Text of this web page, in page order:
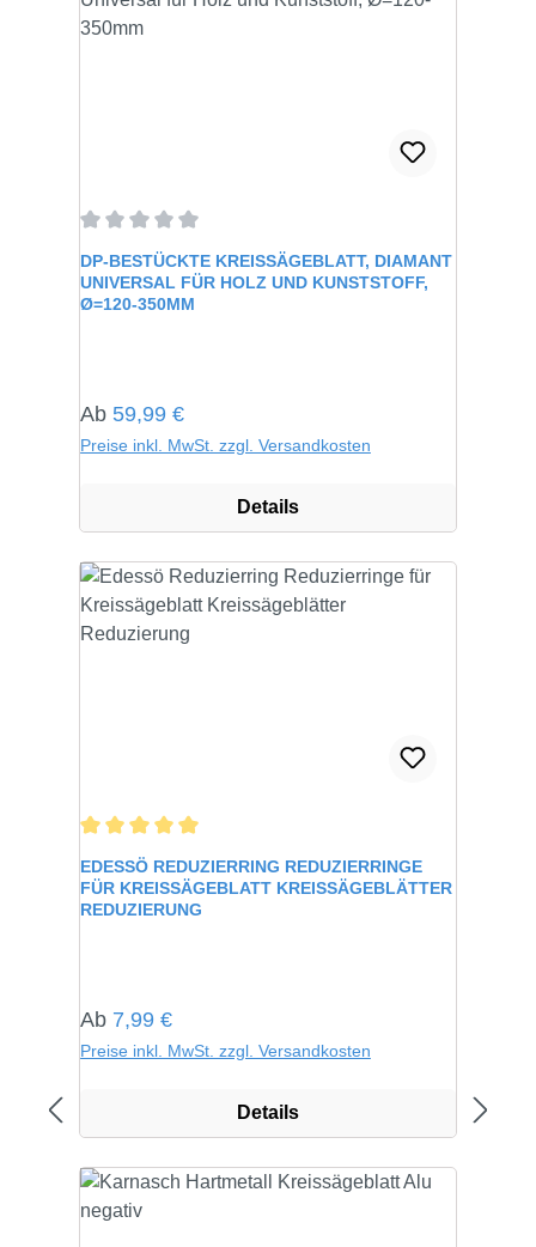
Durchschnittliche Bewertung von 0 von 5 Sternen
DP-BESTÜCKTE KREISSÄGEBLATT, DIAMANT
UNIVERSAL FÜR HOLZ UND KUNSTSTOFF,
Ø=120-350MM
Regulärer Preis:
Ab 59,99 €
Preise inkl. MwSt. zzgl. Versandkosten
Details
Durchschnittliche Bewertung von 5 von 5 Sternen
EDESSÖ REDUZIERRING REDUZIERRINGE
FÜR KREISSÄGEBLATT KREISSÄGEBLÄTTER
REDUZIERUNG
Regulärer Preis:
Ab 7,99 €
Preise inkl. MwSt. zzgl. Versandkosten
Details